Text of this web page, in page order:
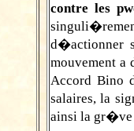
contre les
d�actionner
mouvement
Accord Bino
salaires, la
ainsi la